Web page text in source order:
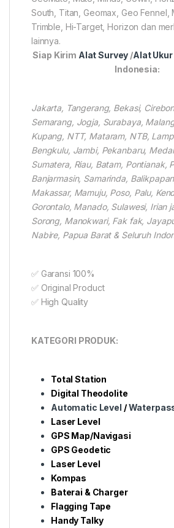
South, Titan, Geomax, Geo Fennel,
Trimble, Hi-Target, Horizon dan
lainnya.
Siap Kirim Alat Survey /Alat Ukur
Indonesia:
Jakarta, Tangerang, Bekasi,
Semarang, Jogja, Surabaya,
Kupang, NTT, Mataram, NTB,
Bengkulu, Jambi, Pekanbaru,
Sumatera, Riau, Batam, Pontianak,
Banjarmasin, Samarinda,
Makassar, Mamuju, Poso, Palu,
Gorontalo, Manado, Sulawesi, Irian
Sorong, Manokwari, Fak fak,
Nabire, Papua Barat & Seluruh
✅ Garansi 100%
✅ Original Product
✅ High Quality
KATEGORI PRODUK:
Total Station
Digital Theodolite
Automatic Level /
Laser Level
GPS Map/Navigasi
GPS Geodetic
Laser Level
Kompas
Baterai & Charger
Flagging Tape
Handy Talky